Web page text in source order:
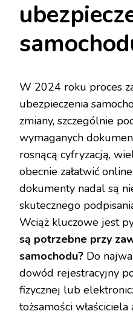
W 2024 roku proces
ubezpieczenia
zmiany, szczególnie
wymaganych
rosnącą cyfryzacją,
obecnie załatwić
dokumenty nadal są
skutecznego
Wciąż kluczowe jest
są potrzebne przy
samochodu? Do
dowód rejestracyjny
fizycznej lub
tożsamości